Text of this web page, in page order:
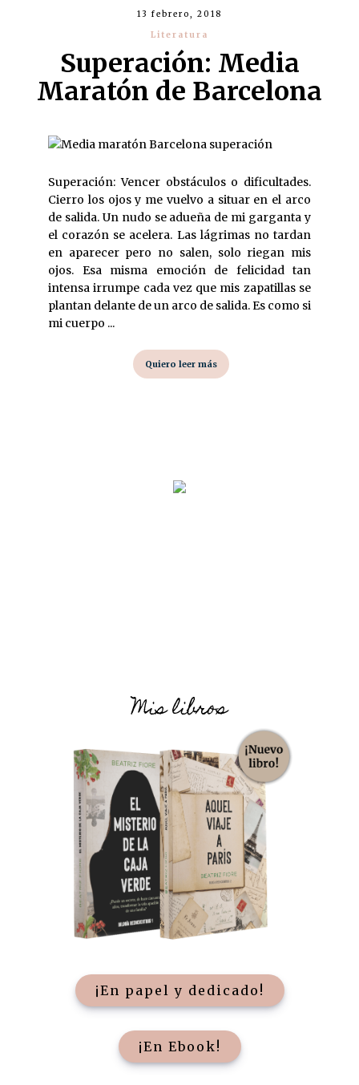
13 febrero, 2018
Literatura
Superación: Media
Maratón de Barcelona
Superación: Vencer obstáculos o dificultades.
Cierro los ojos y me vuelvo a situar en el arco
de salida. Un nudo se adueña de mi garganta y
el corazón se acelera. Las lágrimas no tardan
en aparecer pero no salen, solo riegan mis
ojos. Esa misma emoción de felicidad tan
intensa irrumpe cada vez que mis zapatillas se
plantan delante de un arco de salida. Es como si
mi cuerpo ...
Quiero leer más
Mis libros
¡En papel y dedicado!
¡En Ebook!